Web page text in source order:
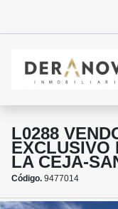
L0288
EXCLUSIVO
LA CEJA-
Código. 9477014